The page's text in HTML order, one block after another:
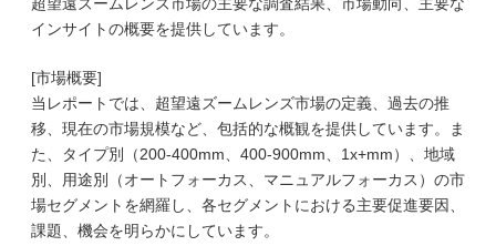
インサイトの概要を提供しています。
[市場概要]
当レポートでは、超望遠ズームレンズ市場の定義、過去の推
移、現在の市場規模など、包括的な概観を提供しています。ま
た、タイプ別（200-400mm、400-900mm、1x+mm）、地域
別、用途別（オートフォーカス、マニュアルフォーカス）の市
場セグメントを網羅し、各セグメントにおける主要促進要因、
課題、機会を明らかにしています。